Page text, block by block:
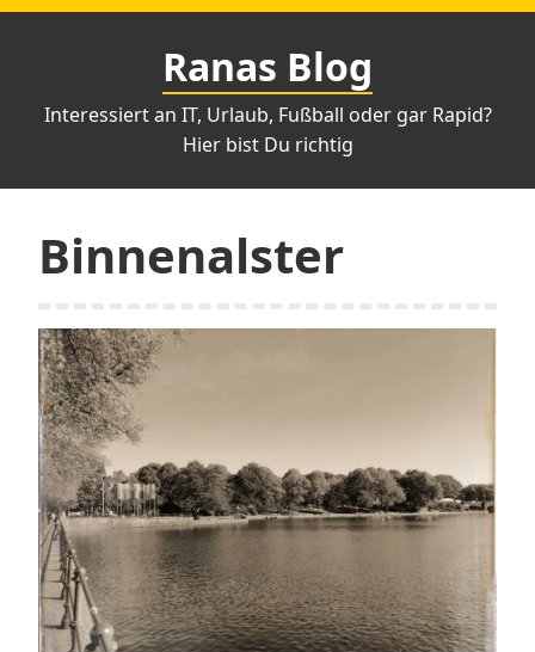
Zum
Ranas Blog
Interessiert an IT, Urlaub, Fußball oder gar Rapid?
Hier bist Du richtig
Binnenalster